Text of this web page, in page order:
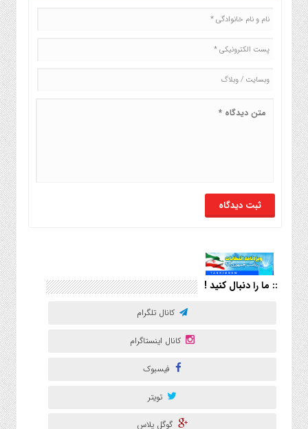
:: ما را دنبال کنید !
کانال تلگرام
کانال اینستاگرام
فیسبوک
تویتر
گوگل پلاس